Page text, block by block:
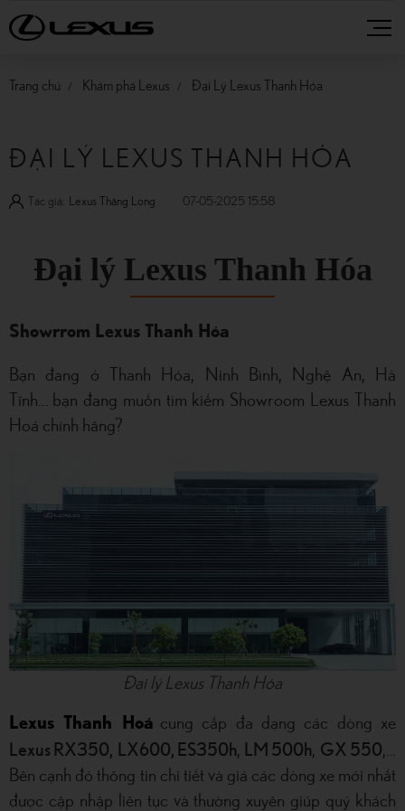
Trang chủ Khám phá Lexus Đại Lý Lexus Thanh Hóa
ĐẠI LÝ LEXUS THANH HÓA
Tác giả: Lexus Thăng Long 07-05-2025 15:58
Đại lý Lexus Thanh Hóa
Showrrom Lexus Thanh Hóa
Bạn đang ở Thanh Hóa, Ninh Bình, Nghệ An, Hà
Tĩnh... bạn đang muốn tìm kiếm Showroom Lexus Thanh
Hoá chính hãng?
Đại lý Lexus Thanh Hóa
Lexus Thanh Hoá cung cấp đa dạng các dòng xe
Lexus RX350, LX600, ES350h, LM 500h, GX 550,…
Bên cạnh đó thông tin chi tiết và giá các dòng xe mới nhất
được cập nhập liên tục và thường xuyên giúp quý khách